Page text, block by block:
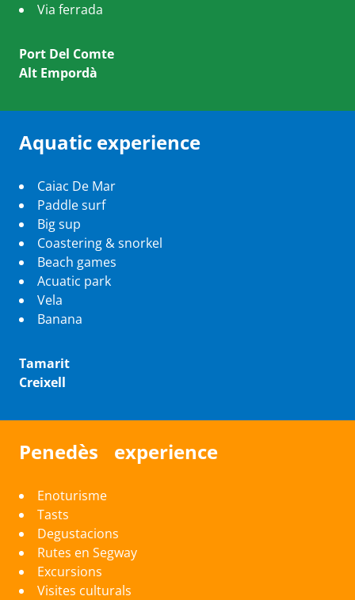
Via ferrada
Port Del Comte
Alt Empordà
Aquatic experience
Caiac De Mar
Paddle surf
Big sup
Coastering & snorkel
Beach games
Acuatic park
Vela
Banana
Tamarit
Creixell
Penedès experience
Enoturisme
Tasts
Degustacions
Rutes en Segway
Excursions
Visites culturals